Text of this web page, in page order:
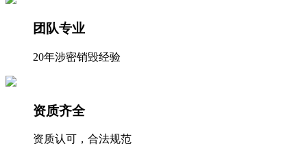
团队专业
20年涉密销毁经验
资质齐全
资质认可，合法规范